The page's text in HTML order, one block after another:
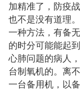
加精准了，防疫
也不是没有道理
一种方法，有备
的时分可能能起
心肺问题的病人
台制氧机的。离
一台备用机，以备